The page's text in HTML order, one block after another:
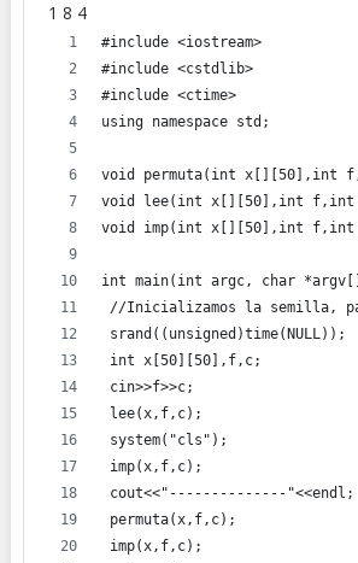
1 8 4
#include <iostream>
#include <cstdlib>
#include <ctime>
using namespace std;
void permuta(int x[][50],int
void lee(int x[][50],int
void imp(int x[][50],int f,int
int main(int argc, char
//Inicializamos la semilla,
srand((unsigned)time(NULL));
int x[50][50],f,c;
cin>>f>>c;
lee(x,f,c);
system("cls");
imp(x,f,c);
cout<<"--------------"<<endl;
permuta(x,f,c);
imp(x,f,c);